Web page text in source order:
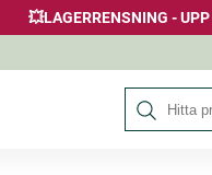
💥LAGERRENSNING -
Sök på